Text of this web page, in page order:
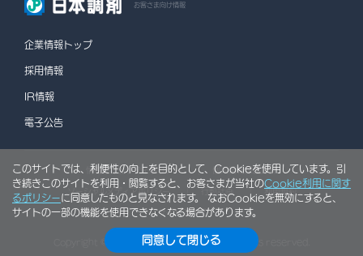
お客さま向け情報
企業情報トップ
採用情報
IR情報
電子公告
情報セキュリティポリシー 個人情報保護方針
利用規約
サイトマップ
Copyright © NIHON CHOUZAI Co., Ltd. All rights reserved.
このサイトでは、利便性の向上を目的として、Cookieを使用しています。引
き続きこのサイトを利用・閲覧すると、お客さまが当社のCookie利用に関す
るポリシーに同意したものと見なされます。 なおCookieを無効にすると、
サイトの一部の機能を使用できなくなる場合があります。
同意して閉じる